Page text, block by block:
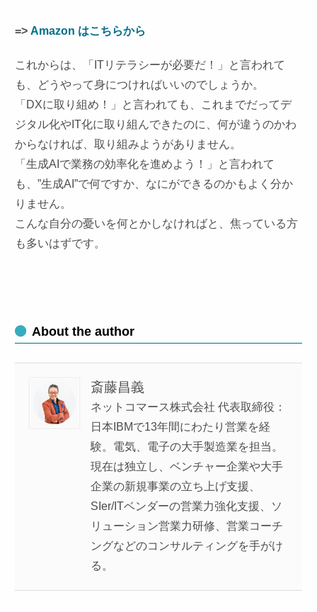
=>Amazon はこちらから
これからは、「ITリテラシーが必要だ！」と言われて
も、どうやって身につければいいのでしょうか。
「DXに取り組め！」と言われても、これまでだってデ
ジタル化やIT化に取り組んできたのに、何が違うのかわ
からなければ、取り組みようがありません。
「生成AIで業務の効率化を進めよう！」と言われて
も、”生成AI”で何ですか、なにができるのかもよく分か
りません。
こんな自分の憂いを何とかしなければと、焦っている方
も多いはずです。
About the author
斎藤昌義
ネットコマース株式会社 代表取締役：
日本IBMで13年間にわたり営業を経
験。電気、電子の大手製造業を担当。
現在は独立し、ベンチャー企業や大手
企業の新規事業の立ち上げ支援、
SIer/ITベンダーの営業力強化支援、ソ
リューション営業力研修、営業コーチ
ングなどのコンサルティングを手がけ
る。